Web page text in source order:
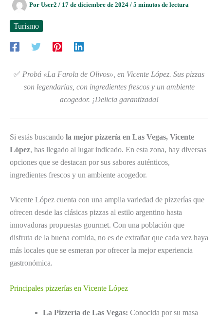
Por User2 / 17 de diciembre de 2024 / 5 minutos de lectura
Turismo
✅ Probá «La Farola de Olivos», en Vicente López. Sus pizzas
son legendarias, con ingredientes frescos y un ambiente
acogedor. ¡Delicia garantizada!
Si estás buscando la mejor pizzería en Las Vegas, Vicente
López, has llegado al lugar indicado. En esta zona, hay diversas
opciones que se destacan por sus sabores auténticos,
ingredientes frescos y un ambiente acogedor.
Vicente López cuenta con una amplia variedad de pizzerías que
ofrecen desde las clásicas pizzas al estilo argentino hasta
innovadoras propuestas gourmet. Con una población que
disfruta de la buena comida, no es de extrañar que cada vez haya
más locales que se esmeran por ofrecer la mejor experiencia
gastronómica.
Principales pizzerías en Vicente López
La Pizzería de Las Vegas: Conocida por su masa